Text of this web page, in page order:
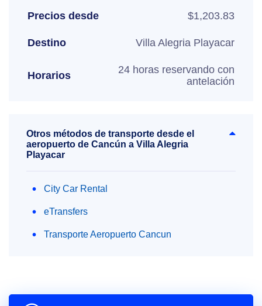
Precios desde $1,203.83
Destino Villa Alegria Playacar
Horarios
24 horas reservando con
antelación
Otros métodos de transporte desde el
aeropuerto de Cancún a Villa Alegria
Playacar
City Car Rental
eTransfers
Transporte Aeropuerto Cancun